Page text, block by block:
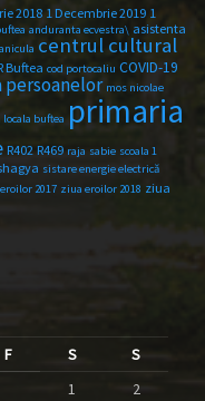
2018 1 Decembrie 2019 1
anduranta ecvestra\ asistenta
centrul cultural
Buftea cod portocaliu COVID-19
mos nicolae
buftea primaria
R402 R469 raja sabie scoala 1
sistare energie electrică
2017 ziua eroilor 2018 ziua
F S
S
1
2